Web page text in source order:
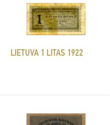
LIETUVA 1 LITAS 1922